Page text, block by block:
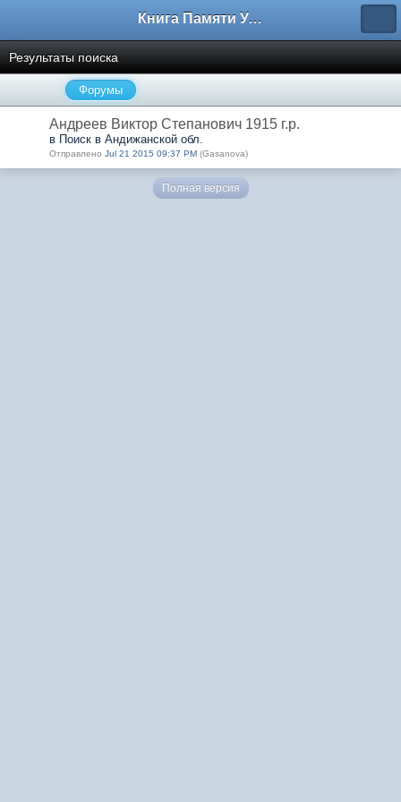
Книга Памяти Узбекистана
Результаты поиска
Форумы
Андреев Виктор Степанович 1915 г.р.
в Поиск в Андижанской обл.
Отправлено Jul 21 2015 09:37 PM (Gasanova)
Полная версия